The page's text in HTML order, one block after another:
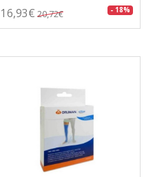
16,93€ 20,72€ - 18%